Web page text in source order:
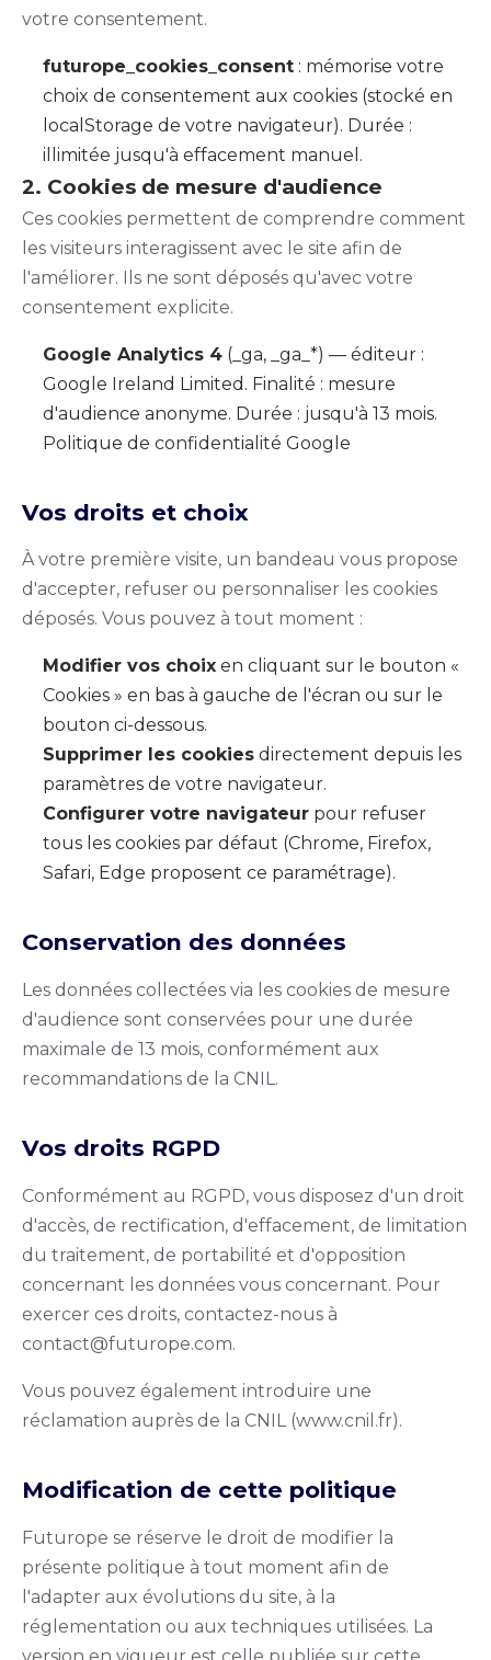
votre consentement.
futurope_cookies_consent : mémorise votre
choix de consentement aux cookies (stocké en
localStorage de votre navigateur). Durée :
illimitée jusqu'à effacement manuel.
2. Cookies de mesure d'audience
Ces cookies permettent de comprendre comment
les visiteurs interagissent avec le site afin de
l'améliorer. Ils ne sont déposés qu'avec votre
consentement explicite.
Google Analytics 4 (_ga, _ga_*) — éditeur :
Google Ireland Limited. Finalité : mesure
d'audience anonyme. Durée : jusqu'à 13 mois.
Politique de confidentialité Google
Vos droits et choix
À votre première visite, un bandeau vous propose
d'accepter, refuser ou personnaliser les cookies
déposés. Vous pouvez à tout moment :
Modifier vos choix en cliquant sur le bouton «
Cookies » en bas à gauche de l'écran ou sur le
bouton ci-dessous.
Supprimer les cookies directement depuis les
paramètres de votre navigateur.
Configurer votre navigateur pour refuser
tous les cookies par défaut (Chrome, Firefox,
Safari, Edge proposent ce paramétrage).
Conservation des données
Les données collectées via les cookies de mesure
d'audience sont conservées pour une durée
maximale de 13 mois, conformément aux
recommandations de la CNIL.
Vos droits RGPD
Conformément au RGPD, vous disposez d'un droit
d'accès, de rectification, d'effacement, de limitation
du traitement, de portabilité et d'opposition
concernant les données vous concernant. Pour
exercer ces droits, contactez-nous à
contact@futurope.com.
Vous pouvez également introduire une
réclamation auprès de la CNIL (www.cnil.fr).
Modification de cette politique
Futurope se réserve le droit de modifier la
présente politique à tout moment afin de
l'adapter aux évolutions du site, à la
réglementation ou aux techniques utilisées. La